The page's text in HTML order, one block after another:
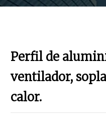
Perfil de
ventilador,
calor.